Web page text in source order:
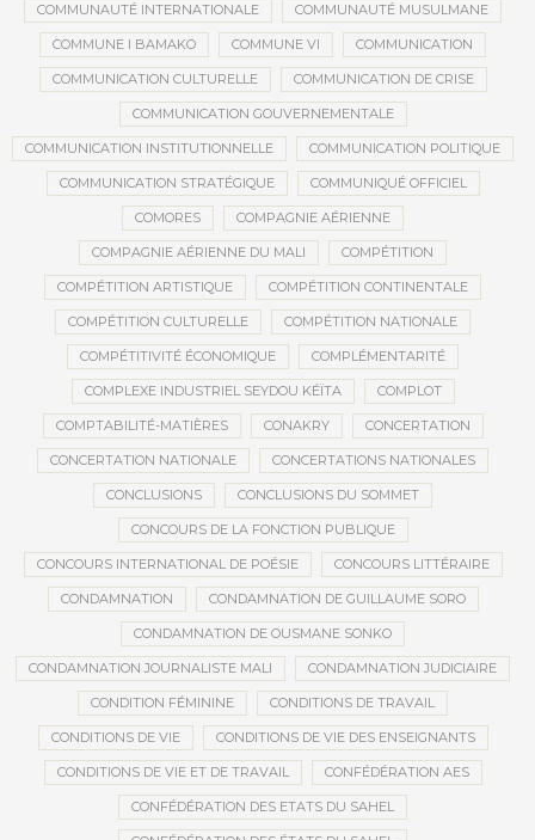
COMMUNAUTÉ INTERNATIONALE COMMUNAUTÉ MUSULMANE
COMMUNE I BAMAKO COMMUNE VI COMMUNICATION
COMMUNICATION CULTURELLE COMMUNICATION DE CRISE
COMMUNICATION GOUVERNEMENTALE
COMMUNICATION INSTITUTIONNELLE COMMUNICATION POLITIQUE
COMMUNICATION STRATÉGIQUE COMMUNIQUÉ OFFICIEL
COMORES COMPAGNIE AÉRIENNE
COMPAGNIE AÉRIENNE DU MALI COMPÉTITION
COMPÉTITION ARTISTIQUE COMPÉTITION CONTINENTALE
COMPÉTITION CULTURELLE COMPÉTITION NATIONALE
COMPÉTITIVITÉ ÉCONOMIQUE COMPLÉMENTARITÉ
COMPLEXE INDUSTRIEL SEYDOU KÉÏTA COMPLOT
COMPTABILITÉ-MATIÈRES CONAKRY CONCERTATION
CONCERTATION NATIONALE CONCERTATIONS NATIONALES
CONCLUSIONS CONCLUSIONS DU SOMMET
CONCOURS DE LA FONCTION PUBLIQUE
CONCOURS INTERNATIONAL DE POÉSIE CONCOURS LITTÉRAIRE
CONDAMNATION CONDAMNATION DE GUILLAUME SORO
CONDAMNATION DE OUSMANE SONKO
CONDAMNATION JOURNALISTE MALI CONDAMNATION JUDICIAIRE
CONDITION FÉMININE CONDITIONS DE TRAVAIL
CONDITIONS DE VIE CONDITIONS DE VIE DES ENSEIGNANTS
CONDITIONS DE VIE ET DE TRAVAIL CONFÉDÉRATION AES
CONFÉDÉRATION DES ETATS DU SAHEL